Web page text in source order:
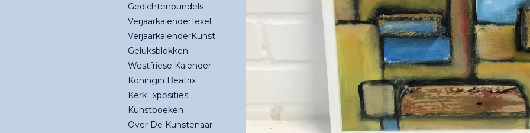
Gedichtenbundels
VerjaarkalenderTexel
VerjaarkalenderKunst
Geluksblokken
Westfriese Kalender
Koningin Beatrix
KerkExposities
Kunstboeken
Over De Kunstenaar